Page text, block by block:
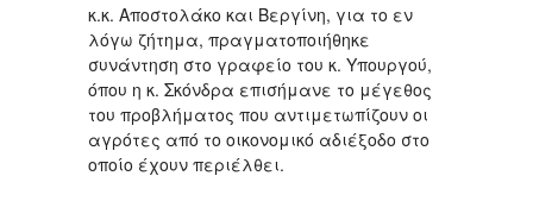
κ.κ. Αποστολάκο και Βεργίνη, για το εν
λόγω ζήτημα, πραγματοποιήθηκε
συνάντηση στο γραφείο του κ. Υπουργού,
όπου η κ. Σκόνδρα επισήμανε το μέγεθος
του προβλήματος που αντιμετωπίζουν οι
αγρότες από το οικονομικό αδιέξοδο στο
οποίο έχουν περιέλθει.